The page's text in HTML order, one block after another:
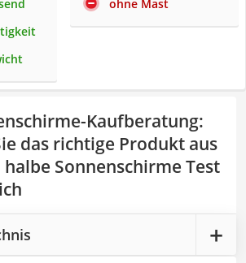
ohne Mast
Kaufberatung:
das richtige Produkt aus
Sonnenschirme Test